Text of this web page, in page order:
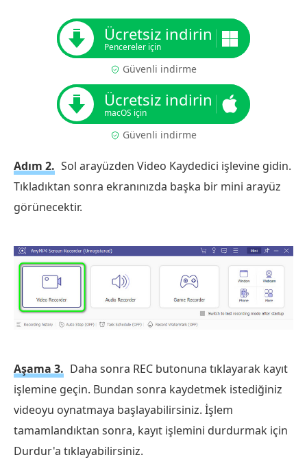
Ücretsiz indirin
Pencereler için
Güvenli indirme
Ücretsiz indirin
macOS için
Güvenli indirme
Adım 2. Sol arayüzden Video Kaydedici işlevine gidin.
Tıkladıktan sonra ekranınızda başka bir mini arayüz
görünecektir.
Aşama 3. Daha sonra REC butonuna tıklayarak kayıt
işlemine geçin. Bundan sonra kaydetmek istediğiniz
videoyu oynatmaya başlayabilirsiniz. İşlem
tamamlandıktan sonra, kayıt işlemini durdurmak için
Durdur'a tıklayabilirsiniz.